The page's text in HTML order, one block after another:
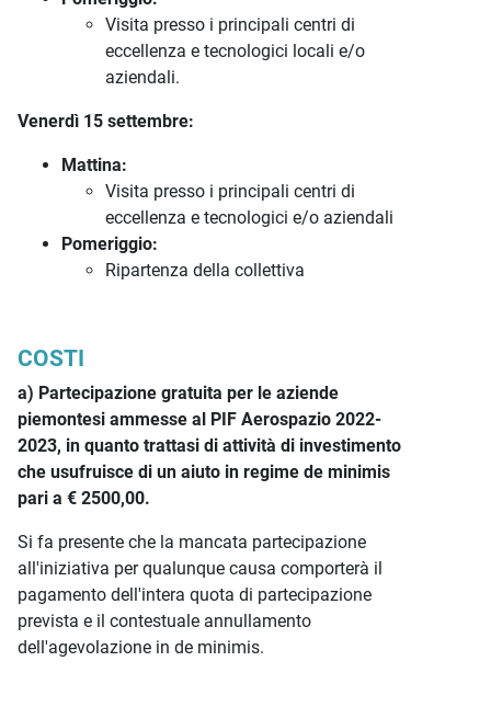
Visita presso i principali centri di
eccellenza e tecnologici locali e/o
aziendali.
Venerdì 15 settembre:
Mattina:
Visita presso i principali centri di
eccellenza e tecnologici e/o aziendali
Pomeriggio:
Ripartenza della collettiva
COSTI
a) Partecipazione gratuita per le aziende
piemontesi ammesse al PIF Aerospazio 2022-
2023, in quanto trattasi di attività di investimento
che usufruisce di un aiuto in regime de minimis
pari a € 2500,00.
Si fa presente che la mancata partecipazione
all'iniziativa per qualunque causa comporterà il
pagamento dell'intera quota di partecipazione
prevista e il contestuale annullamento
dell'agevolazione in de minimis.